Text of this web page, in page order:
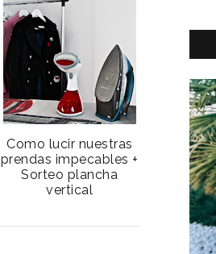
Como lucir nuestras
prendas impecables +
Sorteo plancha
vertical